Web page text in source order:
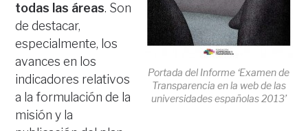
Portada del Informe ‘Examen de
Transparencia en la web de las
universidades españolas 2013’
todas las áreas. Son
de destacar,
especialmente, los
avances en los
indicadores relativos
a la formulación de la
misión y la